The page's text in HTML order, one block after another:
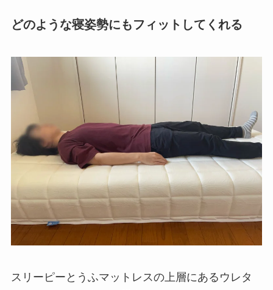
どのような寝姿勢にもフィットしてくれる
スリーピーとうふマットレスの上層にあるウレタ